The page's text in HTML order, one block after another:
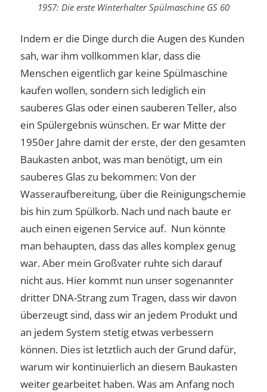
1957: Die erste Winterhalter Spülmaschine GS 60
Indem er die Dinge durch die Augen des Kunden
sah, war ihm vollkommen klar, dass die
Menschen eigentlich gar keine Spülmaschine
kaufen wollen, sondern sich lediglich ein
sauberes Glas oder einen sauberen Teller, also
ein Spülergebnis wünschen. Er war Mitte der
1950er Jahre damit der erste, der den gesamten
Baukasten anbot, was man benötigt, um ein
sauberes Glas zu bekommen: Von der
Wasseraufbereitung, über die Reinigungschemie
bis hin zum Spülkorb. Nach und nach baute er
auch einen eigenen Service auf. Nun könnte
man behaupten, dass das alles komplex genug
war. Aber mein Großvater ruhte sich darauf
nicht aus. Hier kommt nun unser sogenannter
dritter DNA-Strang zum Tragen, dass wir davon
überzeugt sind, dass wir an jedem Produkt und
an jedem System stetig etwas verbessern
können. Dies ist letztlich auch der Grund dafür,
warum wir kontinuierlich an diesem Baukasten
weiter gearbeitet haben. Was am Anfang noch